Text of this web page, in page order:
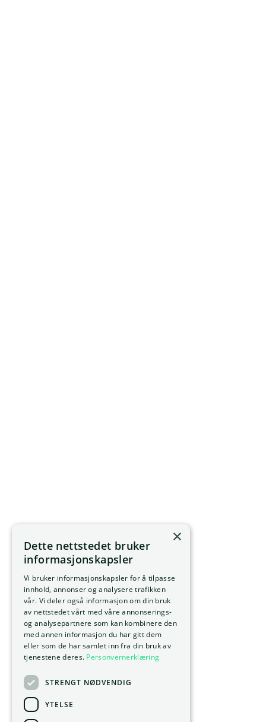
×
Dette nettstedet bruker
informasjonskapsler
Vi bruker informasjonskapsler for å tilpasse
innhold, annonser og analysere trafikken
vår. Vi deler også informasjon om din bruk
av nettstedet vårt med våre annonserings-
og analysepartnere som kan kombinere den
med annen informasjon du har gitt dem
eller som de har samlet inn fra din bruk av
tjenestene deres. Personvernerklæring
STRENGT NØDVENDIG
YTELSE